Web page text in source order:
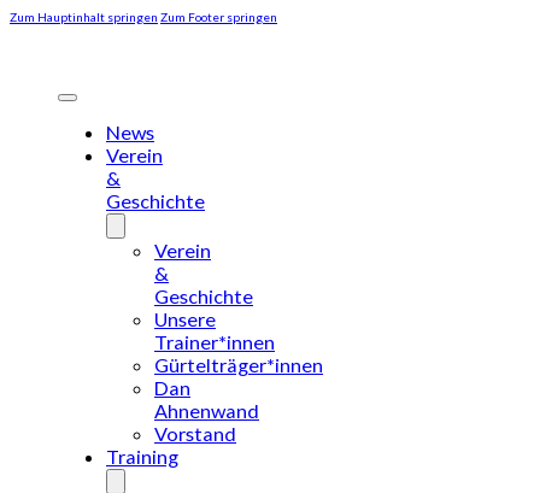
Zum Hauptinhalt springen Zum Footer springen
News
Verein
&
Geschichte
Verein
&
Geschichte
Unsere
Trainer*innen
Gürtelträger*innen
Dan
Ahnenwand
Vorstand
Training